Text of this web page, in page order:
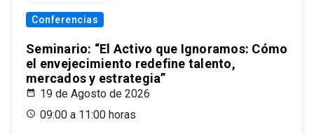
Conferencias
Seminario: “El Activo que Ignoramos: Cómo
el envejecimiento redefine talento,
mercados y estrategia”
19 de Agosto de 2026
09:00 a 11:00 horas